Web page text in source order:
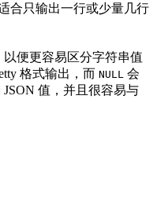
合只输出一行或少量几行
以便更容易区分字符串值
格式输出，而 NULL 会
JSON 值，并且很容易与